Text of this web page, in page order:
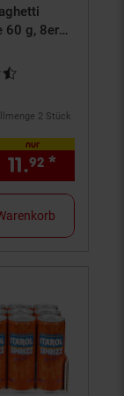
62,99
60 g, 8er
4,67 von 5
2 Stück
nur
11.92 *